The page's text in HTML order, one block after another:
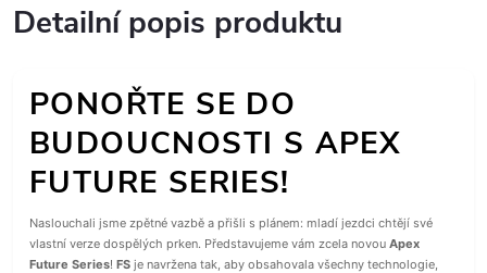
Detailní popis produktu
PONOŘTE SE DO
BUDOUCNOSTI S APEX
FUTURE SERIES!
Naslouchali jsme zpětné vazbě a přišli s plánem: mladí jezdci chtějí své
vlastní verze dospělých prken. Představujeme vám zcela novou Apex
Future Series! FS je navržena tak, aby obsahovala všechny technologie,